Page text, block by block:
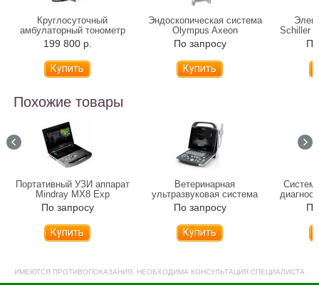
Круглосуточный
амбулаторный тонометр
ACCUNIQ BP800
199 800 р.
Эндоскопическая система
Olympus Axeon
По запросу
Schiller
Похожие товары
Портативный УЗИ аппарат
Mindray MX8 Exp
По запросу
Купить
Ветеринарная
ультразвуковая система
Mindray DP-10 Vet
По запросу
Купить
ИМЕЮТСЯ ПРОТИВОПОКАЗАНИЯ. НЕОБХОДИМА КОНСУЛЬТАЦИЯ СПЕЦИАЛИСТА